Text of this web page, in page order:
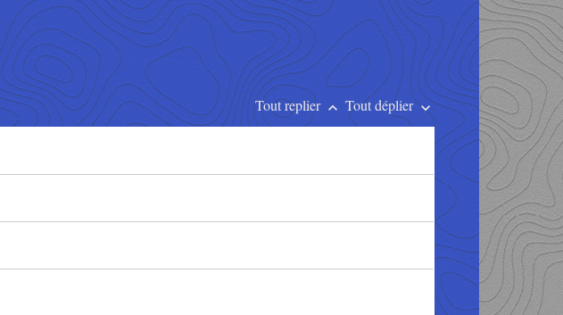
Tout replier keyboard_arrow_up Tout déplierkeyboard_arrow_down